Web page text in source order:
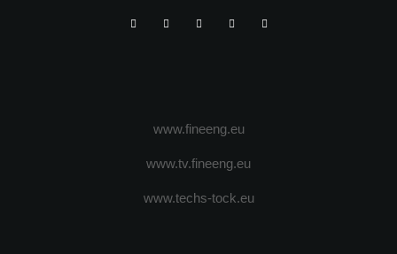
www.fineeng.eu
www.tv.fineeng.eu
www.techs-tock.eu